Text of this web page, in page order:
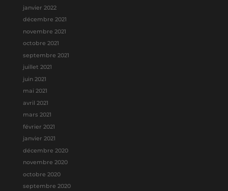
janvier 2022
décembre 2021
novembre 2021
octobre 2021
septembre 2021
juillet 2021
juin 2021
mai 2021
avril 2021
mars 2021
février 2021
janvier 2021
décembre 2020
novembre 2020
octobre 2020
septembre 2020